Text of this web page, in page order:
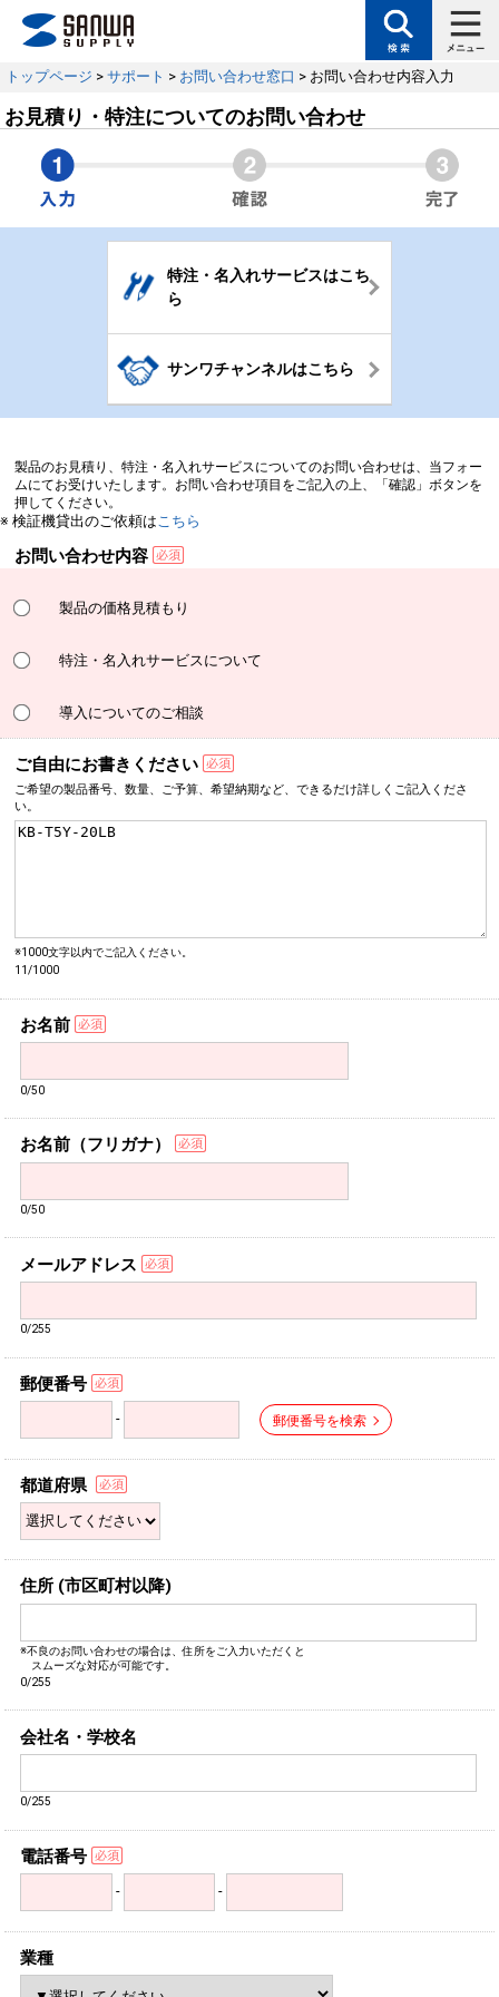
トップページ > サポート > お問い合わせ窓口 > お問い合わせ内容入力
お見積り・特注についてのお問い合わせ
特注・名入れサービスはこち
ら
サンワチャンネルはこちら
製品のお見積り、特注・名入れサービスについてのお問い合わせは、当フォー
ムにてお受けいたします。お問い合わせ項目をご記入の上、「確認」ボタンを
押してください。
※ 検証機貸出のご依頼は こちら
お問い合わせ内容
製品の価格見積もり
特注・名入れサービスについて
導入についてのご相談
ご自由にお書きください
ご希望の製品番号、数量、 ご予算、希望納期など、できるだけ詳しく ご記入くださ
い。
※1000文字以内でご記入ください。
11/1000
お名前
0/50
お名前（フリガナ）
0/50
メールアドレス
0/255
郵便番号
- 郵便番号を検索
都道府県
住所 (市区町村以降)
※不良のお問い合わせの場合は、住所をご入力いただくと
スムーズな対応が可能です。
0/255
会社名・学校名
0/255
電話番号
- -
業種